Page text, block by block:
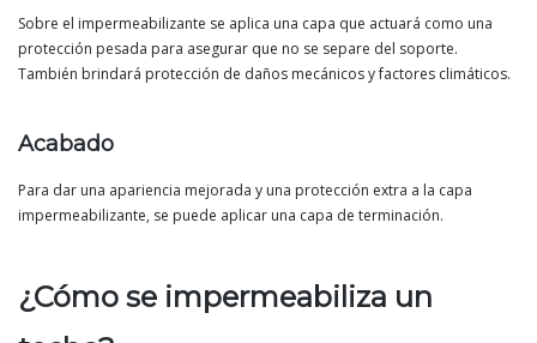
Sobre el impermeabilizante se aplica una capa que actuará como una
protección pesada para asegurar que no se separe del soporte.
También brindará protección de daños mecánicos y factores climáticos.
Acabado
Para dar una apariencia mejorada y una protección extra a la capa
impermeabilizante, se puede aplicar una capa de terminación.
¿Cómo se impermeabiliza un